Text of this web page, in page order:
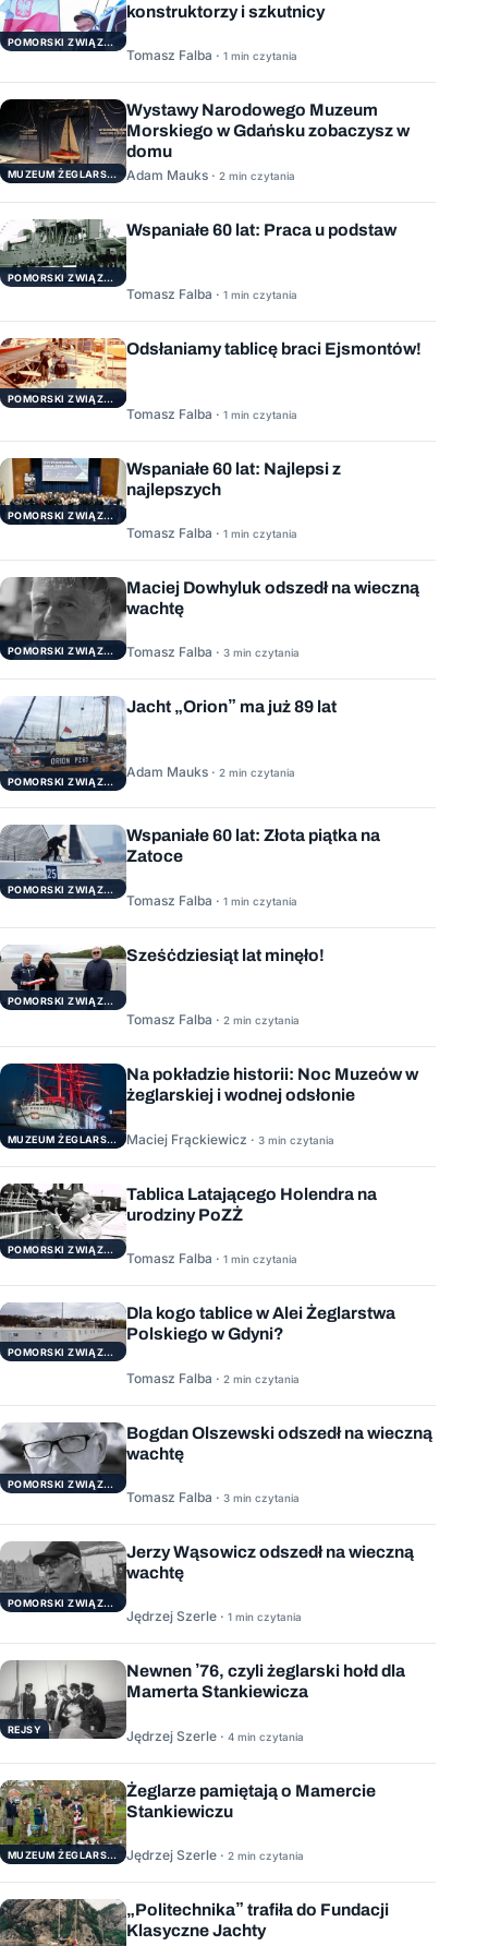
POMORSKI ZWIĄZEK ŻEGLARSKI
konstruktorzy i szkutnicy
Tomasz Falba · 1 min czytania
MUZEUM ŻEGLARSTWA POMORSKIEGO
Wystawy Narodowego Muzeum
Morskiego w Gdańsku zobaczysz w
domu
Adam Mauks · 2 min czytania
POMORSKI ZWIĄZEK ŻEGLARSKI
Wspaniałe 60 lat: Praca u podstaw
Tomasz Falba · 1 min czytania
POMORSKI ZWIĄZEK ŻEGLARSKI
Odsłaniamy tablicę braci Ejsmontów!
Tomasz Falba · 1 min czytania
POMORSKI ZWIĄZEK ŻEGLARSKI
Wspaniałe 60 lat: Najlepsi z
najlepszych
Tomasz Falba · 1 min czytania
POMORSKI ZWIĄZEK ŻEGLARSKI
Maciej Dowhyluk odszedł na wieczną
wachtę
Tomasz Falba · 3 min czytania
POMORSKI ZWIĄZEK ŻEGLARSKI
Jacht „Orion” ma już 89 lat
Adam Mauks · 2 min czytania
POMORSKI ZWIĄZEK ŻEGLARSKI
Wspaniałe 60 lat: Złota piątka na
Zatoce
Tomasz Falba · 1 min czytania
POMORSKI ZWIĄZEK ŻEGLARSKI
Sześćdziesiąt lat minęło!
Tomasz Falba · 2 min czytania
MUZEUM ŻEGLARSTWA POMORSKIEGO
Na pokładzie historii: Noc Muzeów w
żeglarskiej i wodnej odsłonie
Maciej Frąckiewicz · 3 min czytania
POMORSKI ZWIĄZEK ŻEGLARSKI
Tablica Latającego Holendra na
urodziny PoZŻ
Tomasz Falba · 1 min czytania
POMORSKI ZWIĄZEK ŻEGLARSKI
Dla kogo tablice w Alei Żeglarstwa
Polskiego w Gdyni?
Tomasz Falba · 2 min czytania
POMORSKI ZWIĄZEK ŻEGLARSKI
Bogdan Olszewski odszedł na wieczną
wachtę
Tomasz Falba · 3 min czytania
POMORSKI ZWIĄZEK ŻEGLARSKI
Jerzy Wąsowicz odszedł na wieczną
wachtę
Jędrzej Szerle · 1 min czytania
REJSY
Newnen ’76, czyli żeglarski hołd dla
Mamerta Stankiewicza
Jędrzej Szerle · 4 min czytania
MUZEUM ŻEGLARSTWA POMORSKIEGO
Żeglarze pamiętają o Mamercie
Stankiewiczu
Jędrzej Szerle · 2 min czytania
„Politechnika” trafiła do Fundacji
Klasyczne Jachty